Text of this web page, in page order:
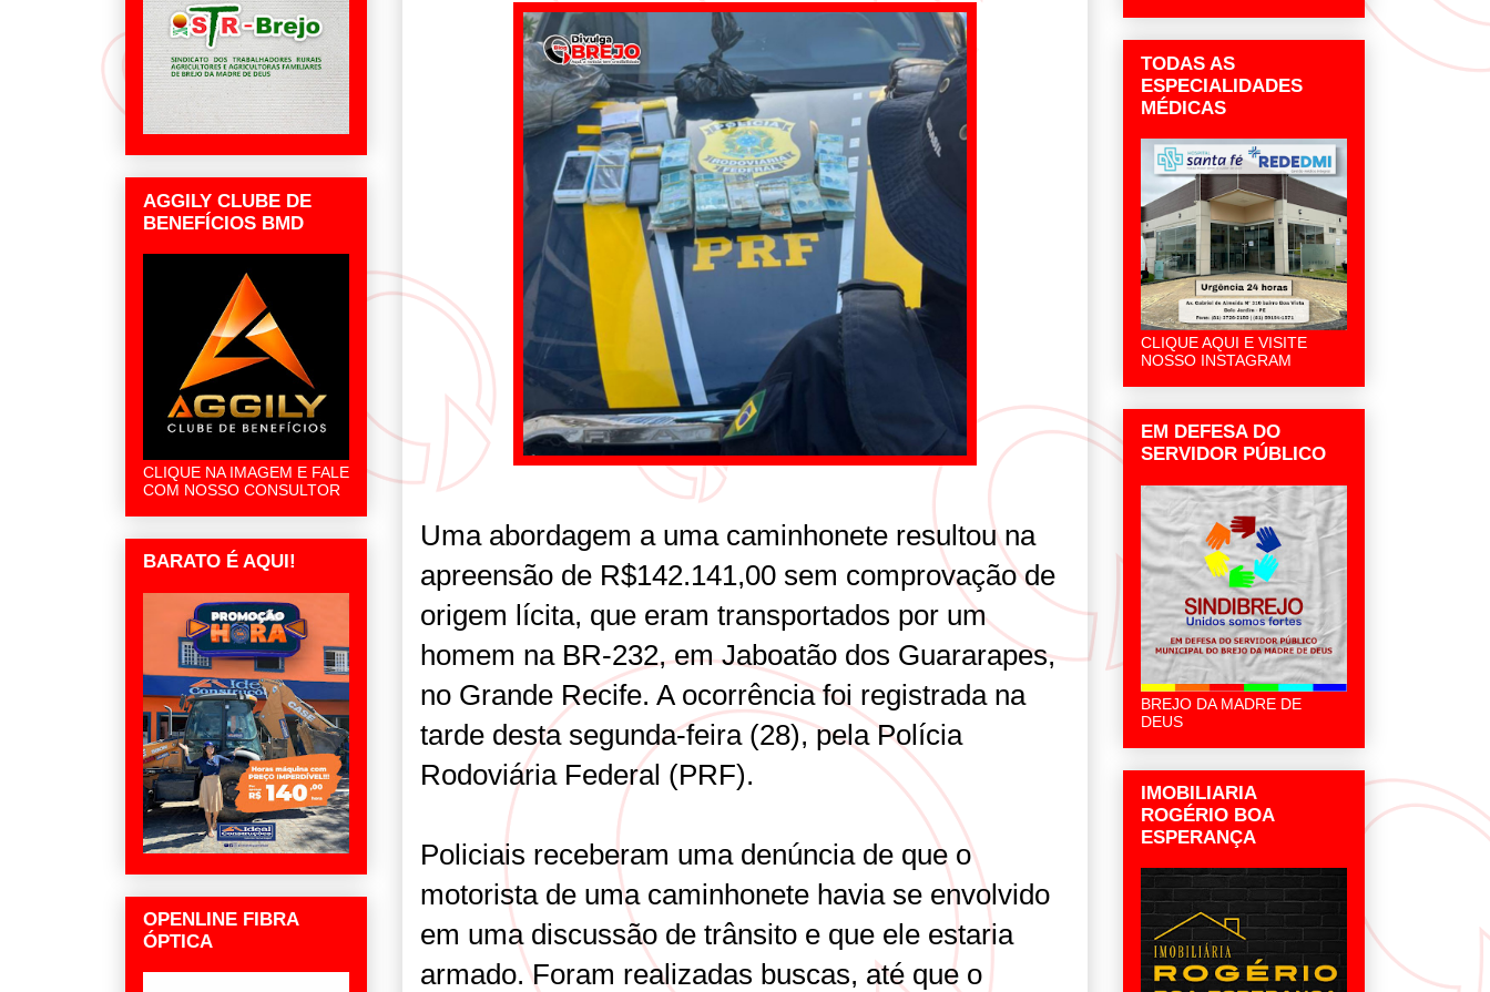
Uma abordagem a uma caminhonete resultou na
apreensão de R$142.141,00 sem comprovação de
origem lícita, que eram transportados por um
homem na BR-232, em Jaboatão dos Guararapes,
no Grande Recife. A ocorrência foi registrada na
tarde desta segunda-feira (28), pela Polícia
Rodoviária Federal (PRF).
Policiais receberam uma denúncia de que o
motorista de uma caminhonete havia se envolvido
em uma discussão de trânsito e que ele estaria
armado. Foram realizadas buscas, até que o
AGGILY CLUBE DE
BENEFÍCIOS BMD
CLIQUE NA IMAGEM E FALE
COM NOSSO CONSULTOR
BARATO É AQUI!
OPENLINE FIBRA
ÓPTICA
TODAS AS
ESPECIALIDADES
MÉDICAS
CLIQUE AQUI E VISITE
NOSSO INSTAGRAM
EM DEFESA DO
SERVIDOR PÚBLICO
BREJO DA MADRE DE
DEUS
IMOBILIARIA
ROGÉRIO BOA
ESPERANÇA